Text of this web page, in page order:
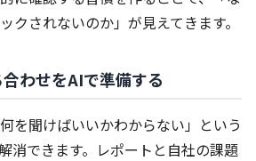
クされないのか」が見えてきます。
わせをAIで準備する
を聞けばいいかわからない」という
消できます。レポートと自社の課題